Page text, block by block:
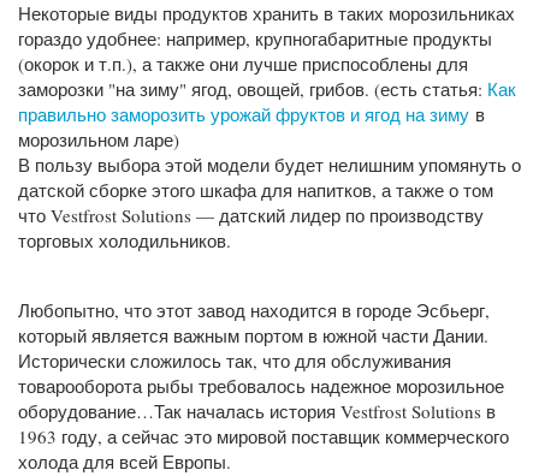
Некоторые виды продуктов хранить в таких морозильниках
гораздо удобнее: например, крупногабаритные продукты
(окорок и т.п.), а также они лучше приспособлены для
заморозки "на зиму" ягод, овощей, грибов. (есть статья: Как
правильно заморозить урожай фруктов и ягод на зиму в
морозильном ларе)
В пользу выбора этой модели будет нелишним упомянуть о
датской сборке этого шкафа для напитков, а также о том
что Vestfrost Solutions — датский лидер по производству
торговых холодильников.
Любопытно, что этот завод находится в городе Эсбьерг,
который является важным портом в южной части Дании.
Исторически сложилось так, что для обслуживания
товарооборота рыбы требовалось надежное морозильное
оборудование…Так началась история Vestfrost Solutions в
1963 году, а сейчас это мировой поставщик коммерческого
холода для всей Европы.